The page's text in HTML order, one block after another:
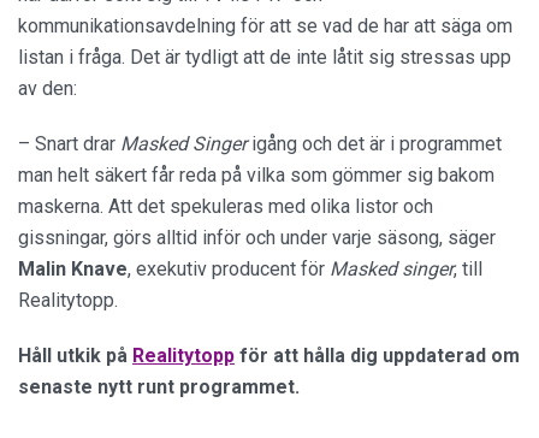
kommunikationsavdelning för att se vad de har att säga om
listan i fråga. Det är tydligt att de inte låtit sig stressas upp
av den:
– Snart drar Masked Singerigång och det är i programmet
man helt säkert får reda på vilka som gömmer sig bakom
maskerna. Att det spekuleras med olika listor och
gissningar, görs alltid inför och under varje säsong, säger
Malin Knave, exekutiv producent för Masked singer, till
Realitytopp.
Håll utkik på Realitytopp för att hålla dig uppdaterad om
senaste nytt runt programmet.